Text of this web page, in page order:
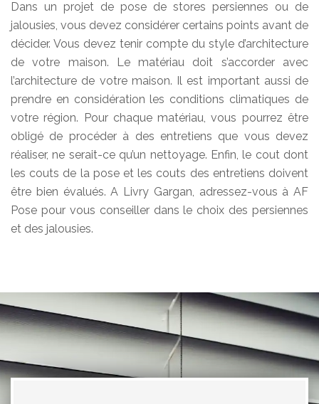
Dans un projet de pose de stores persiennes ou de
jalousies, vous devez considérer certains points avant de
décider. Vous devez tenir compte du style d’architecture
de votre maison. Le matériau doit s’accorder avec
l’architecture de votre maison. Il est important aussi de
prendre en considération les conditions climatiques de
votre région. Pour chaque matériau, vous pourrez être
obligé de procéder à des entretiens que vous devez
réaliser, ne serait-ce qu’un nettoyage. Enfin, le cout dont
les couts de la pose et les couts des entretiens doivent
être bien évalués. A Livry Gargan, adressez-vous à AF
Pose pour vous conseiller dans le choix des persiennes
et des jalousies.